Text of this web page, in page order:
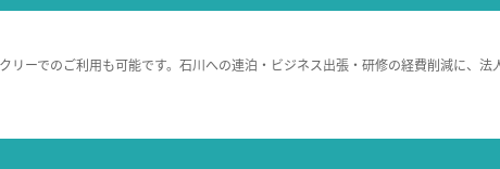
ーでのご利用も可能です。石川への連泊・ビジネス出張・研修の経費削減に、法